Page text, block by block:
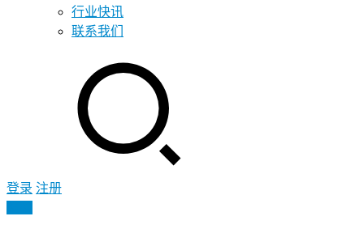
行业快讯
联系我们
登录 注册